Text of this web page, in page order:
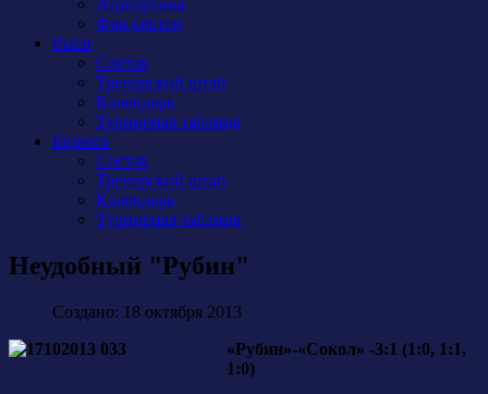
Атрибутика
Фан-сектор
Рыси
Состав
Тренерский штаб
Календарь
Турнирная таблица
Бирюса
Состав
Тренерский штаб
Календарь
Турнирная таблица
Неудобный "Рубин"
Создано: 18 октября 2013
«Рубин»-«Сокол» -3:1 (1:0, 1:1,
1:0)